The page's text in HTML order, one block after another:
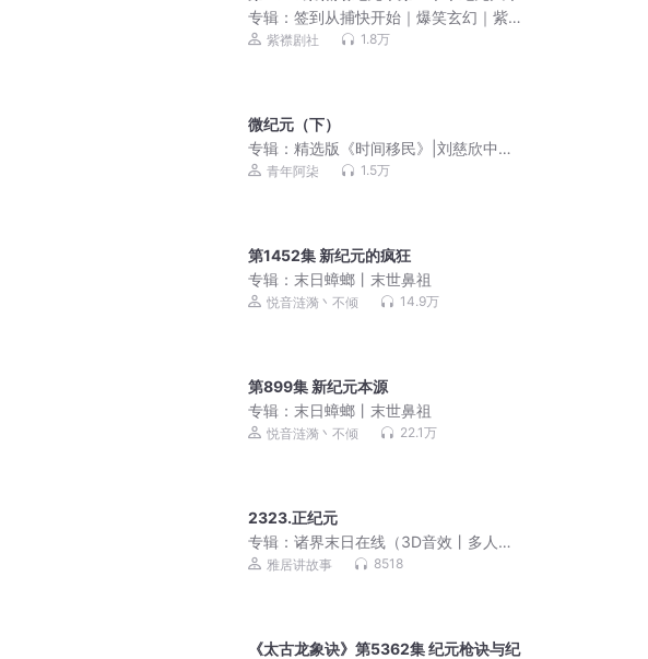
专辑： 签到从捕快开始｜爆笑玄幻｜紫
襟剧社多人有声剧
紫襟剧社 1.8万
微纪元（下）
专辑： 精选版《时间移民》|刘慈欣中短
篇科幻小说集
青年阿柒 1.5万
第1452集 新纪元的疯狂
专辑： 末日蟑螂丨末世鼻祖
悦音涟漪丶不倾 14.9万
第899集 新纪元本源
专辑： 末日蟑螂丨末世鼻祖
悦音涟漪丶不倾 22.1万
2323.正纪元
专辑： 诸界末日在线（3D音效丨多人丨
VIP免费）
雅居讲故事 8518
《太古龙象诀》第5362集 纪元枪诀与纪